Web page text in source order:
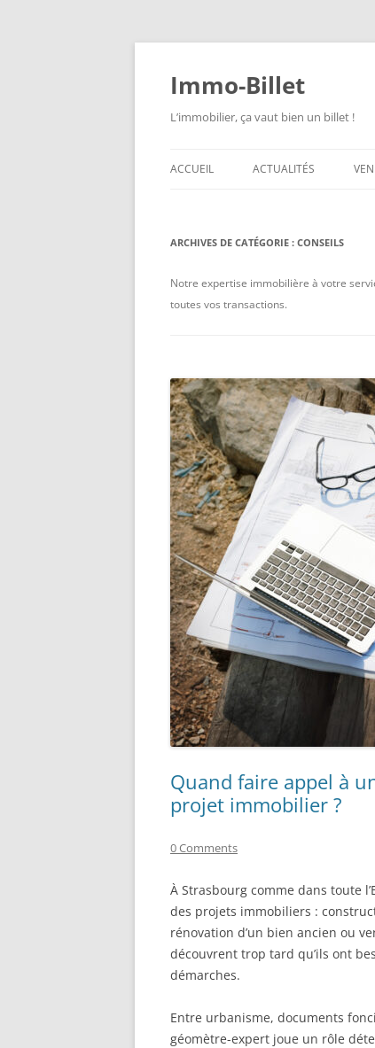
Aller
Immo-Billet
L’immobilier, ça vaut bien un billet !
ACCUEIL ACTUALITÉS
ARCHIVES DE CATÉGORIE : CONSEILS
Notre expertise immobilière à votre
toutes vos transactions.
Quand faire appel à
projet immobilier ?
0 Comments
À Strasbourg comme dans toute
des projets immobiliers :
rénovation d’un bien ancien ou
découvrent trop tard qu’ils ont
démarches.
Entre urbanisme, documents
géomètre-expert joue un rôle